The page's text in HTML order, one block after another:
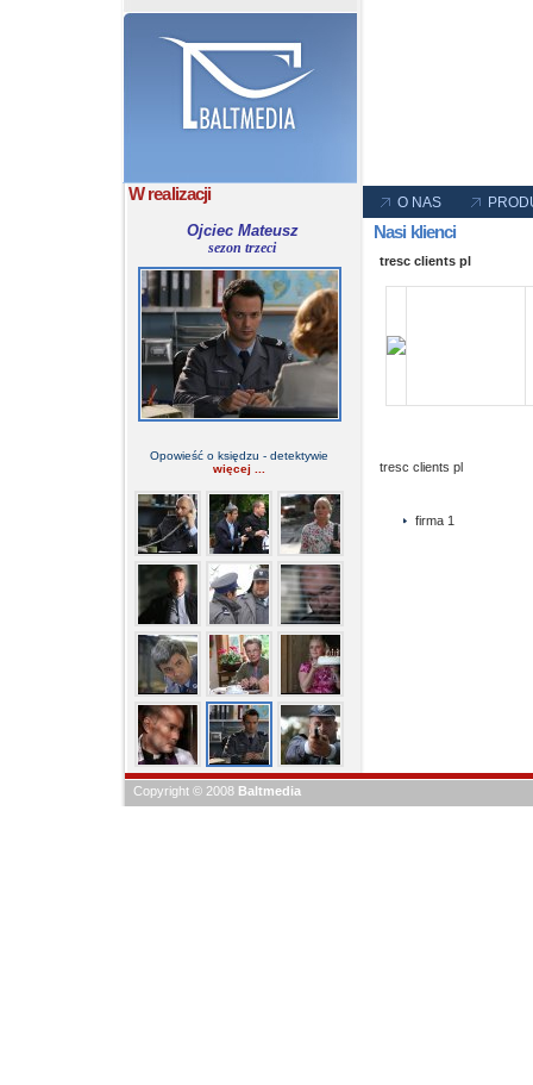
W realizacji
Ojciec Mateusz
sezon trzeci
Opowieść o księdzu - detektywie
więcej ...
O NAS
Nasi klienci
tresc clients pl
tresc clients pl
firma 1
Copyright © 2008 Baltmedia